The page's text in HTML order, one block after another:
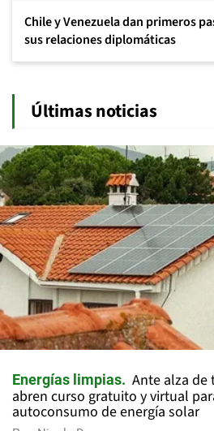
Chile y Venezuela dan primeros
sus relaciones diplomáticas
Últimas noticias
Energías limpias
Ante alza de
abren curso gratuito y virtual
autoconsumo de energía solar